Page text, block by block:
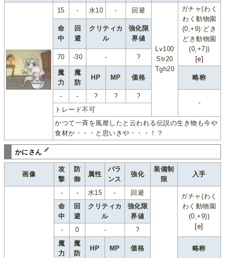
15 - 水10 - 回避
Lv100
Str20
Tgh20
ガチャ(わく
わく動物園
(0,+9):どき
どき動物園
(0,+7))
[e]
命
中
回
避
クリティカ
ル
強化限
界値
70 -30 - ?
魔
力
魔
防
HP MP 価格 略称
- - ? ?
?
-
トレード不可
かつて一斉を風靡したと云われる伝説の生き物も今や
食材か・・・と思いきや・・・！？
かにさん
画像
攻
撃
防
御
属性
バラ
ンス
強化
装備制
限
入手
- - 水15 - 回避
ガチャ(わく
わく動物園
(0,+9))
[e]
命
中
回
避
クリティカ
ル
強化限
界値
-
0 -
?
魔
力
魔
防
HP MP 価格 略称